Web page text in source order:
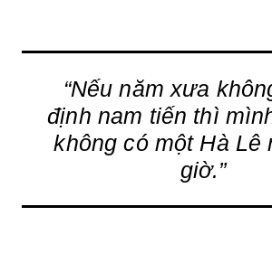
“Nếu năm xưa
định nam tiến thì
không có một Hà Lê
giờ.”